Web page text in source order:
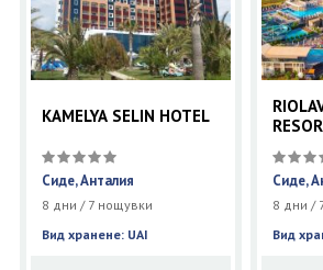
KAMELYA SELIN HOTEL
Сиде, Анталия
8 дни / 7 нощувки
Вид хранене: UAI
Сиде,
8 дни /
Вид